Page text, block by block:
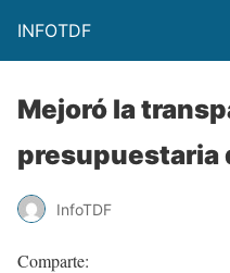
INFOTDF
Mejoró la
presupuestaria
InfoTDF
Comparte: